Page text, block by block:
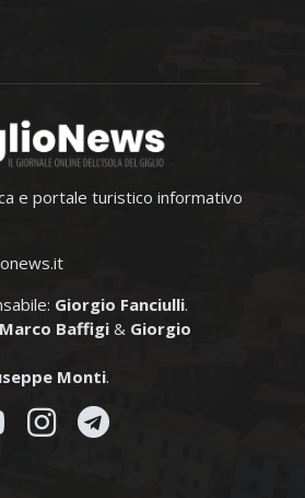
e portale turistico informativo
Giorgio Fanciulli.
Marco Baffigi & Giorgio
Monti.